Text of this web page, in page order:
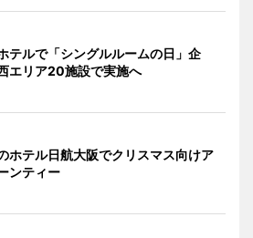
テルで「シングルルームの日」企
リア20施設で実施へ
ホテル日航大阪でクリスマス向けア
ンティー